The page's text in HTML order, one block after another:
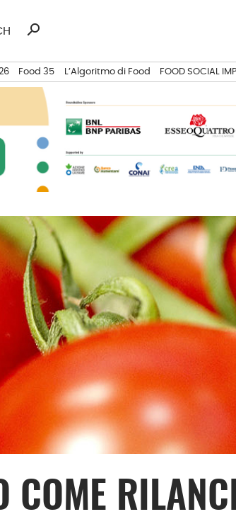
Ricerca
search
Food 35 L’Algoritmo di Food FOOD SOCIAL
COME